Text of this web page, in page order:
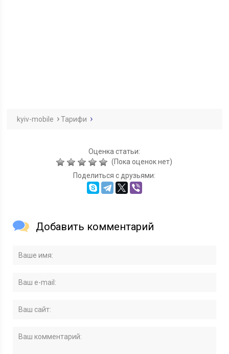
kyiv-mobile Тарифи
Оценка статьи:
(Пока оценок нет)
Поделиться с друзьями:
Добавить комментарий